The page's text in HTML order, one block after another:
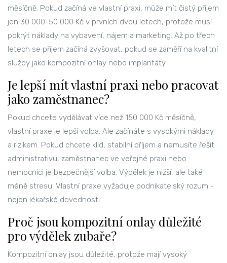
měsíčně. Pokud začíná ve vlastní praxi, může mít čistý příjem
jen 30 000-50 000 Kč v prvních dvou letech, protože musí
pokrýt náklady na vybavení, nájem a marketing. Až po třech
letech se příjem začíná zvyšovat, pokud se zaměří na kvalitní
služby jako kompozitní onlay nebo implantáty.
Je lepší mít vlastní praxi nebo pracovat
jako zaměstnanec?
Pokud chcete vydělávat více než 150 000 Kč měsíčně,
vlastní praxe je lepší volba. Ale začínáte s vysokými náklady
a rizikem. Pokud chcete klid, stabilní příjem a nemusíte řešit
administrativu, zaměstnanec ve veřejné praxi nebo
nemocnici je bezpečnější volba. Výdělek je nižší, ale také
méně stresu. Vlastní praxe vyžaduje podnikatelský rozum -
nejen lékařské dovednosti.
Proč jsou kompozitní onlay důležité
pro výdělek zubaře?
Kompozitní onlay jsou důležité, protože mají vysoký